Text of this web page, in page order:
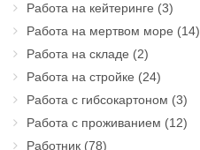
Работа на кейтеринге (3)
Работа на мертвом море (14)
Работа на складе (2)
Работа на стройке (24)
Работа с гибсокартоном (3)
Работа с проживанием (12)
Работник (78)